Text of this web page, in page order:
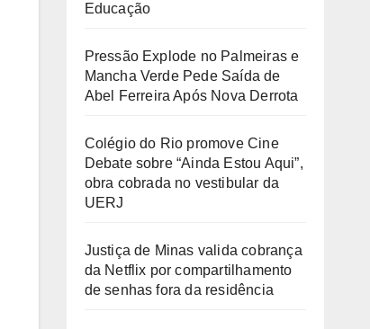
Educação
Pressão Explode no Palmeiras e
Mancha Verde Pede Saída de
Abel Ferreira Após Nova Derrota
Colégio do Rio promove Cine
Debate sobre “Ainda Estou Aqui”,
obra cobrada no vestibular da
UERJ
Justiça de Minas valida cobrança
da Netflix por compartilhamento
de senhas fora da residência